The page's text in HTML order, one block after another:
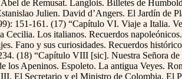
de Remusat. Langlois. Billetes de
Julien. David d’Angers. El Jardín de
151-161. (17) “Capítulo VI. Viaje a Italia.
Cecilia. Los italianos. Recuerdos
Fano y sus curiosidades. Recuerdos
(18) “Capítulo VIII [sic]. Nuestra Señora
los Apeninos. Espoleto. La antigua Veyes.
El Secretario y el Ministro de Colombia. El